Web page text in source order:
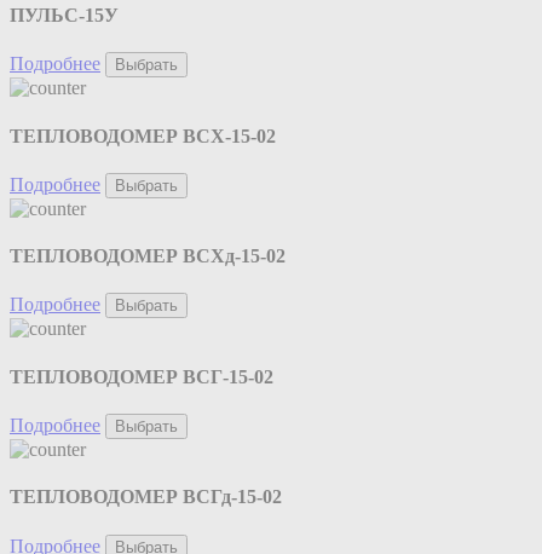
ПУЛЬС-15У
Подробнее Выбрать
ТЕПЛОВОДОМЕР ВСХ-15-02
Подробнее Выбрать
ТЕПЛОВОДОМЕР ВСХд-15-02
Подробнее Выбрать
ТЕПЛОВОДОМЕР ВСГ-15-02
Подробнее Выбрать
ТЕПЛОВОДОМЕР ВСГд-15-02
Подробнее Выбрать